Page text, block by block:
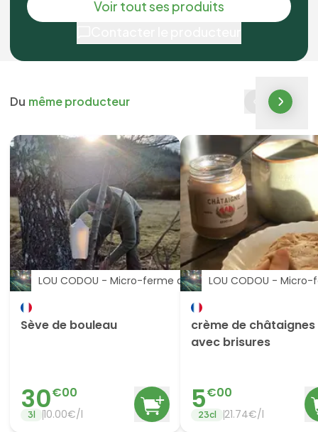
Voir tout ses produits
Du même producteur
LOU CODOU - Micro-ferme du Caillou
Sève de bouleau
30€00
3l 10.00€/l
LOU CODOU -
crème de châtaignes
avec brisures
5€00
23cl 21.74€/l